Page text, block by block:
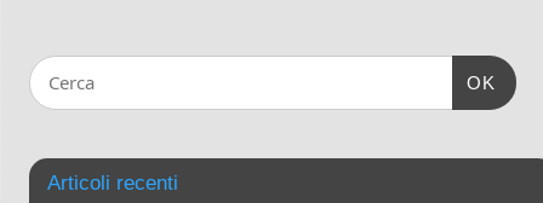
OK
Articoli recenti